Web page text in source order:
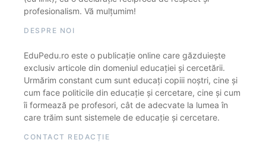
profesionalism. Vă mulțumim!
DESPRE NOI
EduPedu.ro este o publicație online care găzduiește
exclusiv articole din domeniul educației și cercetării.
Urmărim constant cum sunt educați copiii noștri, cine și
cum face politicile din educație și cercetare, cine și cum
îi formează pe profesori, cât de adecvate la lumea în
care trăim sunt sistemele de educație și cercetare.
CONTACT REDACȚIE